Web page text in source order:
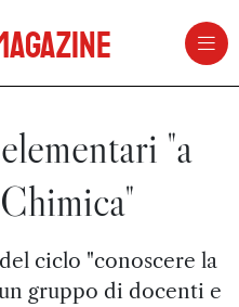
"a
ciclo "conoscere la
gruppo di docenti e